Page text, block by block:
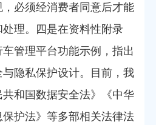
必须经消费者同意后才能
理。四是在资料性附录
管理平台功能示例，指出
隐私保护设计。目前，我
和国数据安全法》《中华
保护法》等多部相关法律法